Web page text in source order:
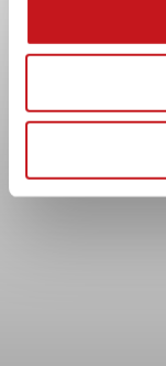
Evästeet
Tietosuoja
Tietopyyntö